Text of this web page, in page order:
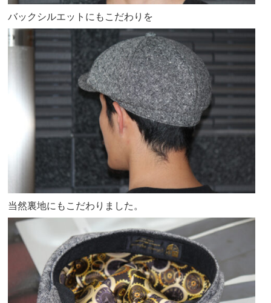
バックシルエットにもこだわりを
当然裏地にもこだわりました。